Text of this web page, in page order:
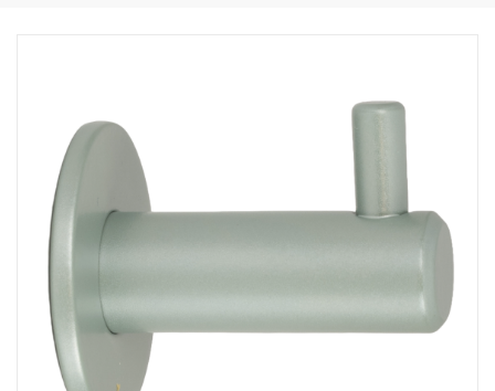
bildgalleriet